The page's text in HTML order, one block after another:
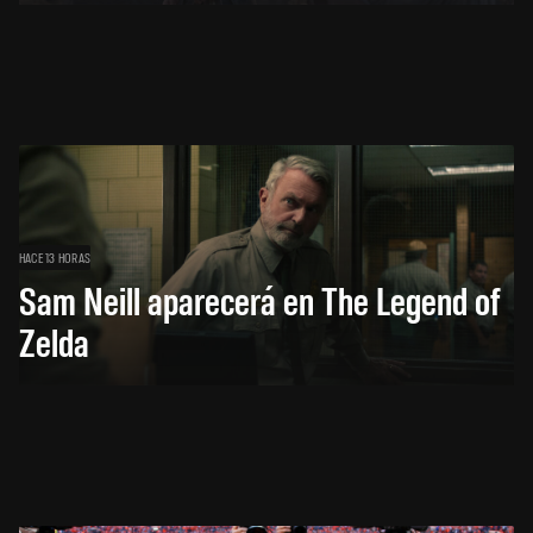
HACE 13 HORAS
Sam Neill aparecerá en The Legend of
Zelda